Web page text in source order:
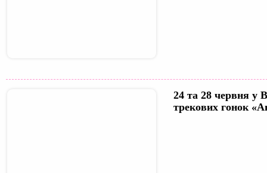
24 та 28 червня у
трекових гонок